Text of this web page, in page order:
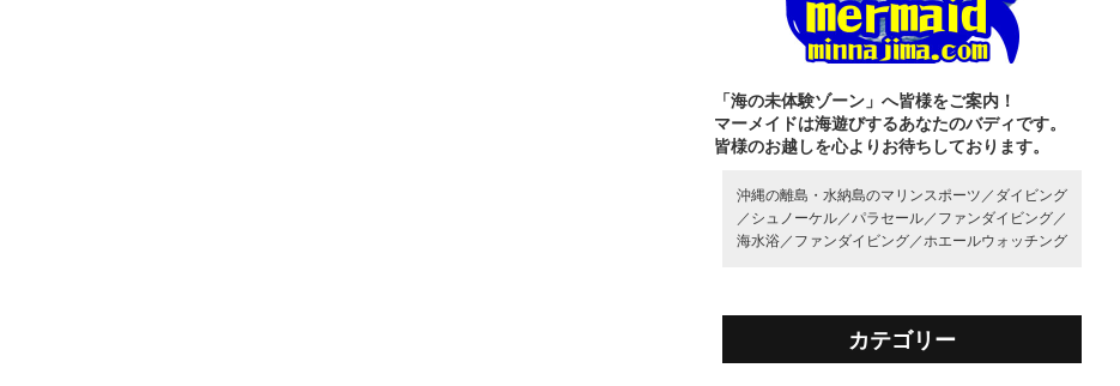
「海の未体験ゾーン」へ皆様をご案内！
マーメイドは海遊びするあなたのバディです。
皆様のお越しを心よりお待ちしております。
沖縄の離島・水納島のマリンスポーツ／ ダイビング
／ シュノーケル／ パラセール／ ファンダイビング／
海水浴／ ファンダイビング／ ホエールウォッチング
カテゴリー